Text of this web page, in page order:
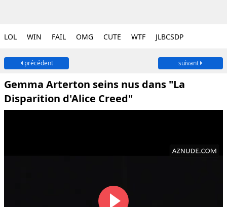
LOL WIN FAIL OMG CUTE WTF JLBCSDP
précédent suivant
Gemma Arterton seins nus dans "La
Disparition d'Alice Creed"